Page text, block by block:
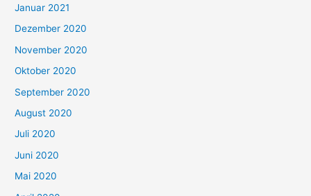
Januar 2021
Dezember 2020
November 2020
Oktober 2020
September 2020
August 2020
Juli 2020
Juni 2020
Mai 2020